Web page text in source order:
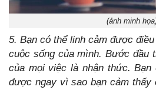
(ảnh minh
5. Bạn có thể linh cảm được
cuộc sống của mình. Bước đầu
của mọi việc là nhận thức.
được ngay vì sao bạn cảm thấy